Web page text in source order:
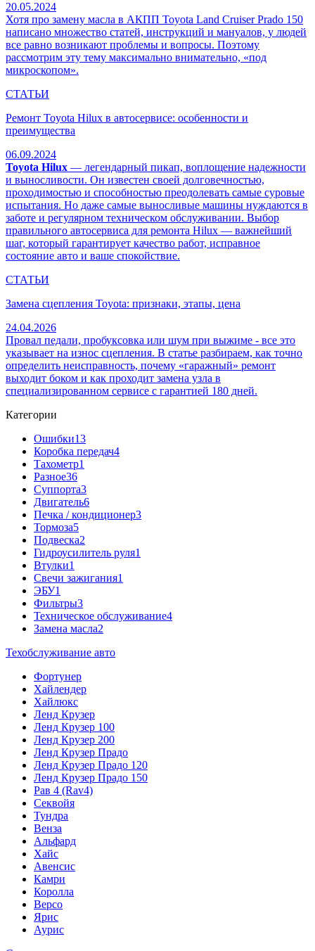
20.05.2024
Хотя про замену масла в АКПП Toyota Land Cruiser Prado 150
написано множество статей, инструкций и мануалов, у людей
все равно возникают проблемы и вопросы. Поэтому
рассмотрим эту тему максимально внимательно, «под
микроскопом».
СТАТЬИ
Ремонт Toyota Hilux в автосервисе: особенности и
преимущества
06.09.2024
Toyota Hilux — легендарный пикап, воплощение надежности
и выносливости. Он известен своей долговечностью,
проходимостью и способностью преодолевать самые суровые
испытания. Но даже самые выносливые машины нуждаются в
заботе и регулярном техническом обслуживании. Выбор
правильного автосервиса для ремонта Hilux — важнейший
шаг, который гарантирует качество работ, исправное
состояние авто и ваше спокойствие.
СТАТЬИ
Замена сцепления Toyota: признаки, этапы, цена
24.04.2026
Провал педали, пробуксовка или шум при выжиме - все это
указывает на износ сцепления. В статье разбираем, как точно
определить неисправность, почему «гаражный» ремонт
выходит боком и как проходит замена узла в
специализированном сервисе с гарантией 180 дней.
Категории
Ошибки13
Коробка передач4
Тахометр1
Разное36
Cуппорта3
Двигатель6
Печка / кондиционер3
Тормоза5
Подвеска2
Гидроусилитель руля1
Втулки1
Свечи зажигания1
ЭБУ1
Фильтры3
Техническое обслуживание4
Замена масла2
Техобслуживание авто
Фортунер
Хайлендер
Хайлюкс
Ленд Крузер
Ленд Крузер 100
Ленд Крузер 200
Ленд Крузер Прадо
Ленд Крузер Прадо 120
Ленд Крузер Прадо 150
Рав 4 (Rav4)
Секвойя
Тундра
Венза
Альфард
Хайс
Авенсис
Камри
Королла
Версо
Ярис
Аурис